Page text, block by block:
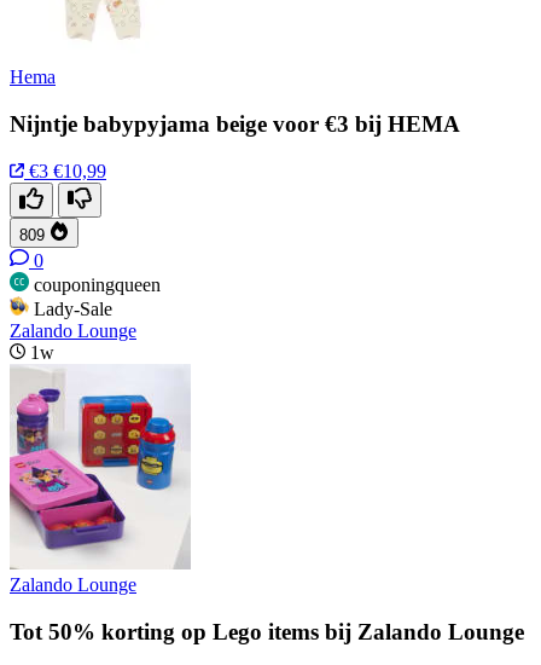
Hema
Nijntje babypyjama beige voor €3 bij HEMA
€3 €10,99
809
0
couponingqueen
Lady-Sale
Zalando Lounge
1w
Zalando Lounge
Tot 50% korting op Lego items bij Zalando Lounge